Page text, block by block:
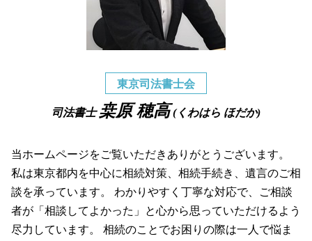
東京司法書士会
司法書士 桒原 穂高 (くわはら ほだか)
当ホームページをご覧いただきありがとうございます。
私は東京都内を中心に相続対策、相続手続き、遺言のご相
談を承っています。 わかりやすく丁寧な対応で、ご相談
者が「相談してよかった」と心から思っていただけるよう
尽力しています。 相続のことでお困りの際は一人で悩ま